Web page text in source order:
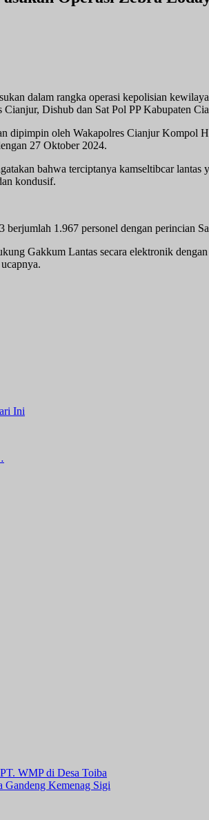
dalam rangka operasi kepolisian
Dishub dan Sat Pol PP Kabupaten
dipimpin oleh Wakapolres Cianjur
27 Oktober 2024.
bahwa terciptanya kamseltibcar
kondusif.
1.967 personel dengan perincian
Gakkum Lantas secara elektronik
Ini
WMP di Desa Toiba
Gandeng Kemenag Sigi